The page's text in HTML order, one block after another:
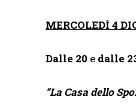
MERCOLEDÌ 4
Dalle 20 e dalle
“La Casa dello